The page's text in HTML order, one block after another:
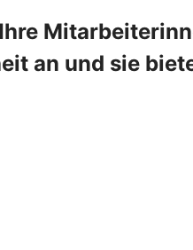
an und sie